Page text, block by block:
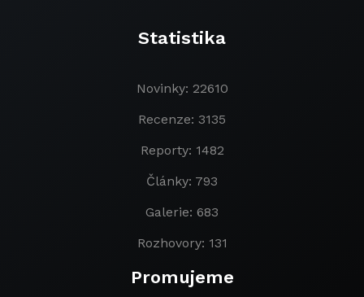
Statistika
Novinky: 22610
Recenze: 3135
Reporty: 1482
Články: 793
Galerie: 683
Rozhovory: 131
Promujeme